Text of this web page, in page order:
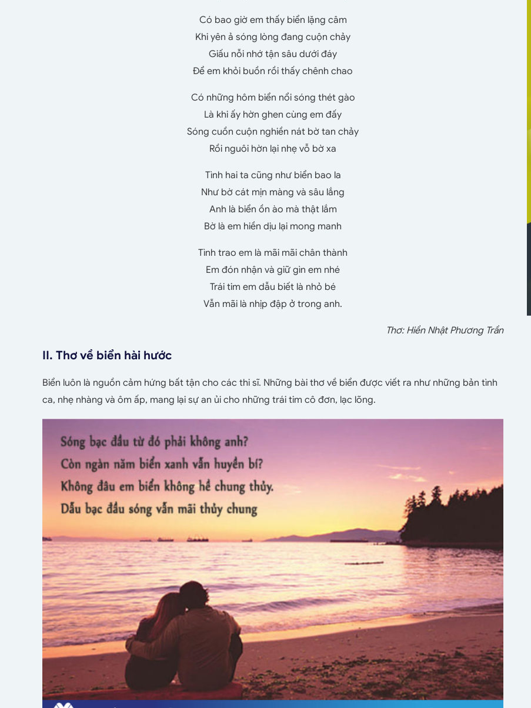
Có bao giờ em thấy biển lặng câm
Khi yên ả sóng lòng đang cuộn chảy
Giấu nỗi nhớ tận sâu dưới đáy
Để em khỏi buồn rồi thấy chênh chao
Có những hôm biển nổi sóng thét gào
Là khi ấy hờn ghen cùng em đấy
Sóng cuồn cuộn nghiền nát bờ tan chảy
Rồi nguôi hờn lại nhẹ vỗ bờ xa
Tình hai ta cũng như biển bao la
Như bờ cát mịn màng và sâu lắng
Anh là biển ồn ào mà thật lắm
Bờ là em hiền dịu lại mong manh
Tình trao em là mãi mãi chân thành
Em đón nhận và giữ gìn em nhé
Trái tim em dẫu biết là nhỏ bé
Vẫn mãi là nhịp đập ở trong anh.
Thơ: Hiền Nhật Phương Trần
II. Thơ về biển hài hước
Biển luôn là nguồn cảm hứng bất tận cho các thi sĩ. Những bài thơ về biển được viết ra như những bản tình
ca, nhẹ nhàng và ôm ấp, mang lại sự an ủi cho những trái tim cô đơn, lạc lõng.